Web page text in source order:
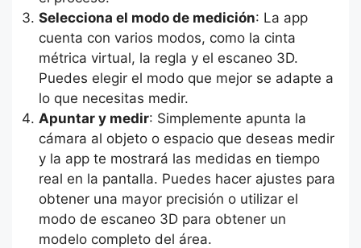
Selecciona el modo de medición: La app
cuenta con varios modos, como la cinta
métrica virtual, la regla y el escaneo 3D.
Puedes elegir el modo que mejor se adapte a
lo que necesitas medir.
Apuntar y medir: Simplemente apunta la
cámara al objeto o espacio que deseas medir
y la app te mostrará las medidas en tiempo
real en la pantalla. Puedes hacer ajustes para
obtener una mayor precisión o utilizar el
modo de escaneo 3D para obtener un
modelo completo del área.